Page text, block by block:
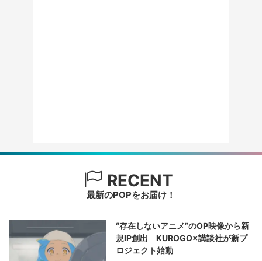
RECENT
最新のPOPをお届け！
“存在しないアニメ”のOP映像から新
規IP創出 KUROGO×講談社が新プ
ロジェクト始動